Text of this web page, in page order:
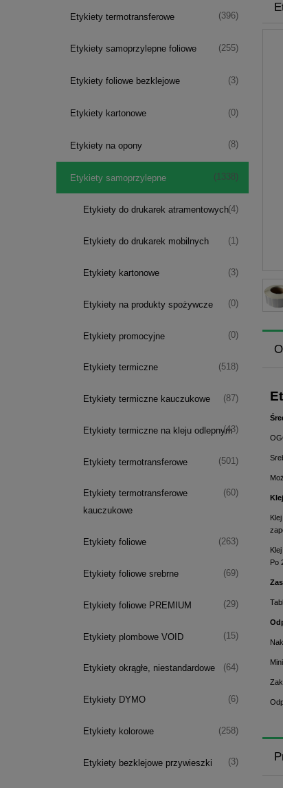
Etykiety termotransferowe (396)
Etykiety samoprzylepne foliowe (255)
Etykiety foliowe bezklejowe (3)
Etykiety kartonowe (0)
Etykiety na opony (8)
Etykiety samoprzylepne (1338)
Etykiety do drukarek atramentowych(4)
Etykiety do drukarek mobilnych (1)
Etykiety kartonowe (3)
Etykiety na produkty spożywcze (0)
Etykiety promocyjne (0)
Etykiety termiczne (518)
Etykiety termiczne kauczukowe (87)
Etykiety termiczne na kleju odlepnym
(43)
Etykiety termotransferowe (501)
Etykiety termotransferowe
kauczukowe
(60)
Etykiety foliowe (263)
Etykiety foliowe srebrne (69)
Etykiety foliowe PREMIUM (29)
Etykiety plombowe VOID (15)
Etykiety okrągłe, niestandardowe (64)
Etykiety DYMO (6)
Etykiety kolorowe (258)
Etykiety bezklejowe przywieszki (3)
Po